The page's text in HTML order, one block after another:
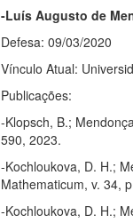
-Luís Augusto de
Defesa: 09/03/2020
Vínculo Atual:
Publicações:
-Klopsch, B.;
590, 2023.
-Kochloukova, D. H.;
Mathematicum, v. 34,
-Kochloukova, D. H.;